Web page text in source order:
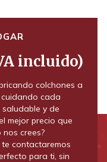
incluido)
colchones a
cada
y de
mejor precio que
crees?
te contactaremos
para ti, sin